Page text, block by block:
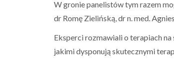
W gronie panelistów tym razem
dr Romę Zielińską, dr n. med.
Eksperci rozmawiali o terapiach
jakimi dysponują skutecznymi